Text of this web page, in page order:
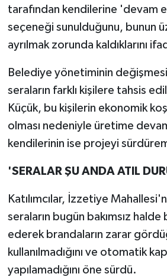
tarafından kendilerine 'devam
seçeneği sunulduğunu, bunun
ayrılmak zorunda kaldıklarını
Belediye yönetiminin
seraların farklı kişilere tahsis
Küçük, bu kişilerin ekonomik
olması nedeniyle üretime
kendilerinin ise projeyi
'SERALAR ŞU ANDA ATIL
Katılımcılar, İzzetiye
seraların bugün bakımsız
ederek brandaların zarar
kullanılmadığını ve otomatik
yapılamadığını öne sürdü.